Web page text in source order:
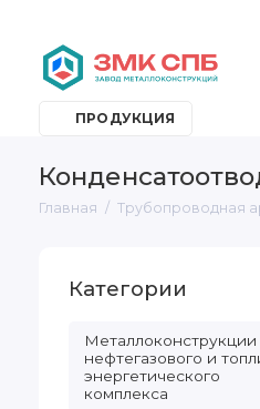
ПРОДУКЦИЯ
Главная Трубопроводная
Категории
Металлоконструкции
нефтегазового и
энергетического
комплекса